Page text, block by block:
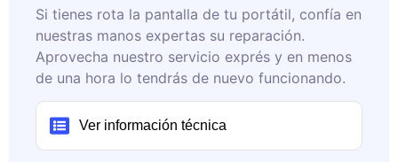
Si tienes rota la pantalla de tu portátil, confía en
nuestras manos expertas su reparación.
Aprovecha nuestro servicio exprés y en menos
de una hora lo tendrás de nuevo funcionando.
Ver información técnica